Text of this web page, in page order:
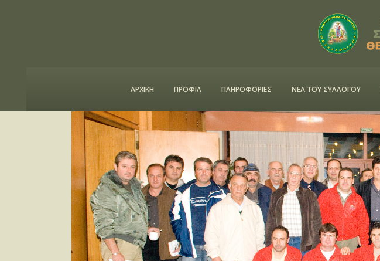
ΑΡΧΙΚΗ ΠΡΟΦΙΛ ΠΛΗΡΟΦΟΡΙΕΣ ΝΕΑ ΤΟΥ ΣΥΛΛΟΓΟΥ